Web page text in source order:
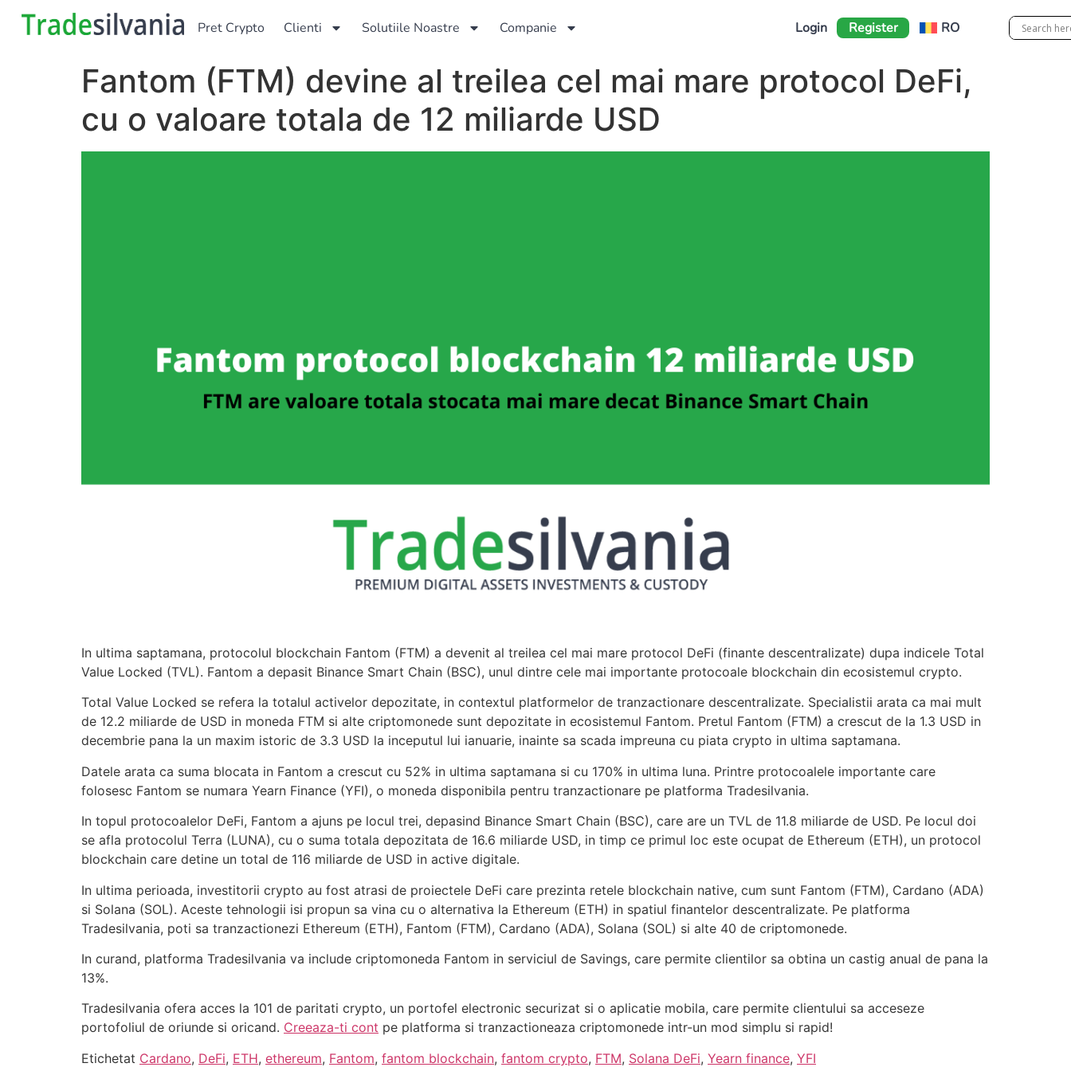
Pret Crypto Clienti Solutiile Noastre Companie Login Register RO
Fantom (FTM) devine al treilea cel mai mare protocol DeFi,
cu o valoare totala de 12 miliarde USD
In ultima saptamana, protocolul blockchain Fantom (FTM) a devenit al treilea cel mai mare protocol DeFi (finante descentralizate) dupa indicele Total
Value Locked (TVL). Fantom a depasit Binance Smart Chain (BSC), unul dintre cele mai importante protocoale blockchain din ecosistemul crypto.
Total Value Locked se refera la totalul activelor depozitate, in contextul platformelor de tranzactionare descentralizate. Specialistii arata ca mai mult
de 12.2 miliarde de USD in moneda FTM si alte criptomonede sunt depozitate in ecosistemul Fantom. Pretul Fantom (FTM) a crescut de la 1.3 USD in
decembrie pana la un maxim istoric de 3.3 USD la inceputul lui ianuarie, inainte sa scada impreuna cu piata crypto in ultima saptamana.
Datele arata ca suma blocata in Fantom a crescut cu 52% in ultima saptamana si cu 170% in ultima luna. Printre protocoalele importante care
folosesc Fantom se numara Yearn Finance (YFI), o moneda disponibila pentru tranzactionare pe platforma Tradesilvania.
In topul protocoalelor DeFi, Fantom a ajuns pe locul trei, depasind Binance Smart Chain (BSC), care are un TVL de 11.8 miliarde de USD. Pe locul doi
se afla protocolul Terra (LUNA), cu o suma totala depozitata de 16.6 miliarde USD, in timp ce primul loc este ocupat de Ethereum (ETH), un protocol
blockchain care detine un total de 116 miliarde de USD in active digitale.
In ultima perioada, investitorii crypto au fost atrasi de proiectele DeFi care prezinta retele blockchain native, cum sunt Fantom (FTM), Cardano (ADA)
si Solana (SOL). Aceste tehnologii isi propun sa vina cu o alternativa la Ethereum (ETH) in spatiul finantelor descentralizate. Pe platforma
Tradesilvania, poti sa tranzactionezi Ethereum (ETH), Fantom (FTM), Cardano (ADA), Solana (SOL) si alte 40 de criptomonede.
In curand, platforma Tradesilvania va include criptomoneda Fantom in serviciul de Savings, care permite clientilor sa obtina un castig anual de pana la
13%.
Tradesilvania ofera acces la 101 de paritati crypto, un portofel electronic securizat si o aplicatie mobila, care permite clientului sa acceseze
portofoliul de oriunde si oricand. Creeaza-ti cont pe platforma si tranzactioneaza criptomonede intr-un mod simplu si rapid!
Etichetat Cardano, DeFi, ETH, ethereum, Fantom, fantom blockchain, fantom crypto, FTM, Solana DeFi, Yearn finance, YFI